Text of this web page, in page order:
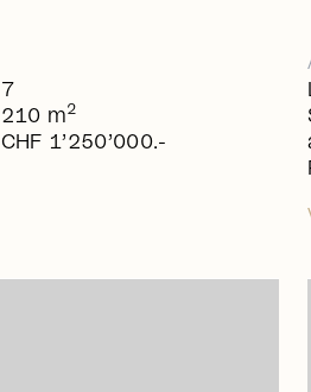
7
210 m2
CHF 1’250’000.-